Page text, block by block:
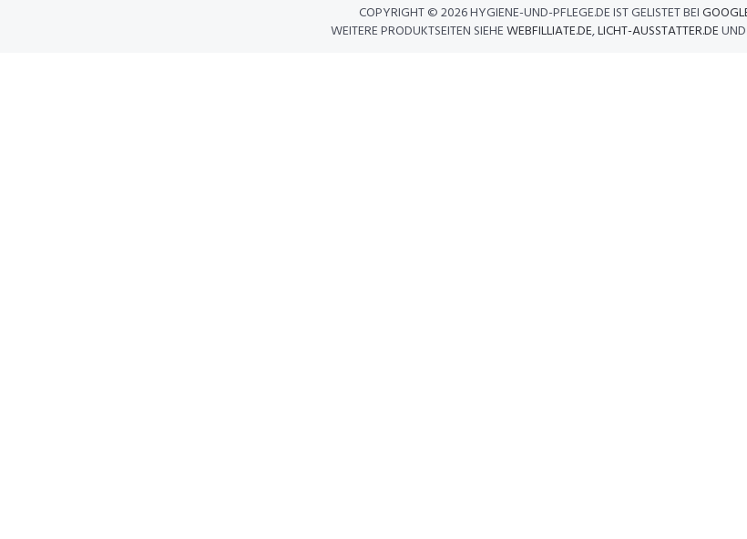
COPYRIGHT ©2026 HYGIENE-UND-PFLEGE.DE IST GELISTET BEI
WEITERE PRODUKTSEITEN SIEHEWEBFILLIATE.DE,LICHT-AUSSTATTER.DE